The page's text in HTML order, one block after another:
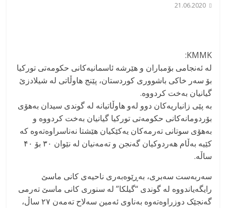
21.06.2020
KMMK:
لە ئەنجامی بۆمباران و هێرشە ئاسمانیەکانی حکومەتی تورکیا
بۆ سەر خاکی باشووری کوردستان، پێنج هاوڵاتی لە شیلادزێ
گیانیان بەخت کردووە.
بە پێی زانیاریەکان دوو لەو هاوڵاتیانە لە گوندی سیدان بەهۆی
بۆردومانەكانی حکومەتی تورکیا گیانیان بەخت کردووە و
بەھۆی سوتانی تەرمەکان یەکێکیان ھێشتا نەناسراوەتەوە کە
کێیە بەڵام ھەردوکیان گەنجن و تەمەنیان لە نێوان ۳۰ بۆ ۴۰
ساڵە.
سەربەست سەبری، بەڕێوەبەری ناحیەی کانی ماسێ
رایگەیاندووە لە گوندی “گیلکا” لە سنوری کانی ماسێ تەرمی
گەنجێک دوزراوەتەوە بەناوی ئەمین سەلاح تەمەن ۲۷ ساڵ،